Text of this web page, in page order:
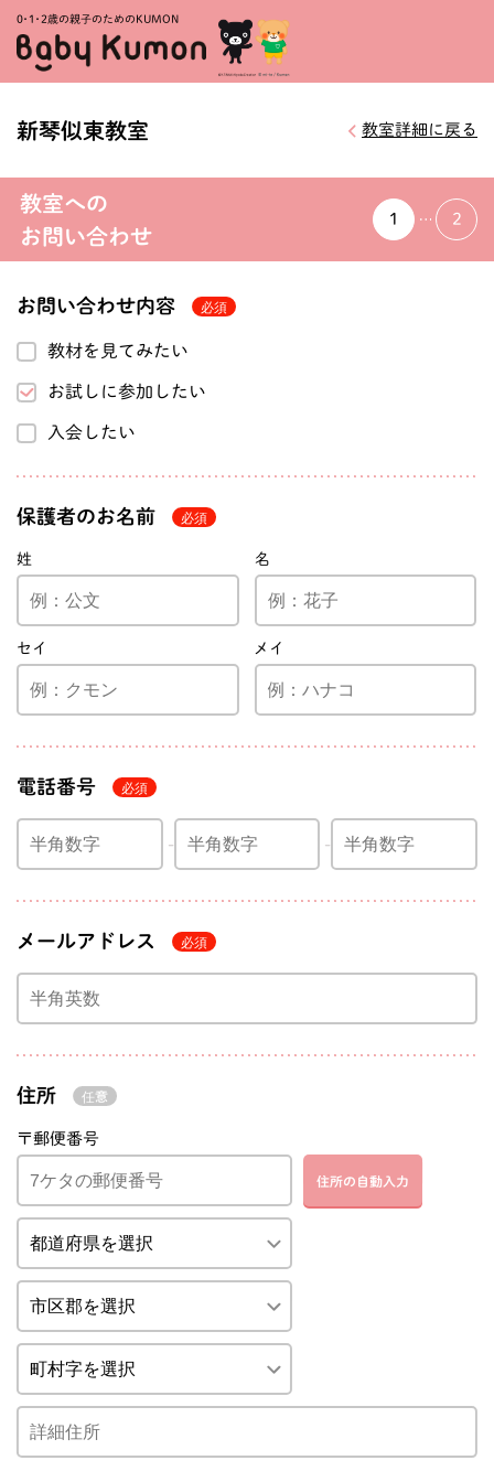
0・1・ 2歳の親子のためのKUMON
新琴似東教室 教室詳細に戻る
教室への
お問い合わせ
1 2
お問い合わせ内容
教材を見てみたい
お試しに参加したい
入会したい
保護者のお名前
姓 名
セイ メイ
電話番号
メールアドレス
住所
〒郵便番号
住所の自動入力